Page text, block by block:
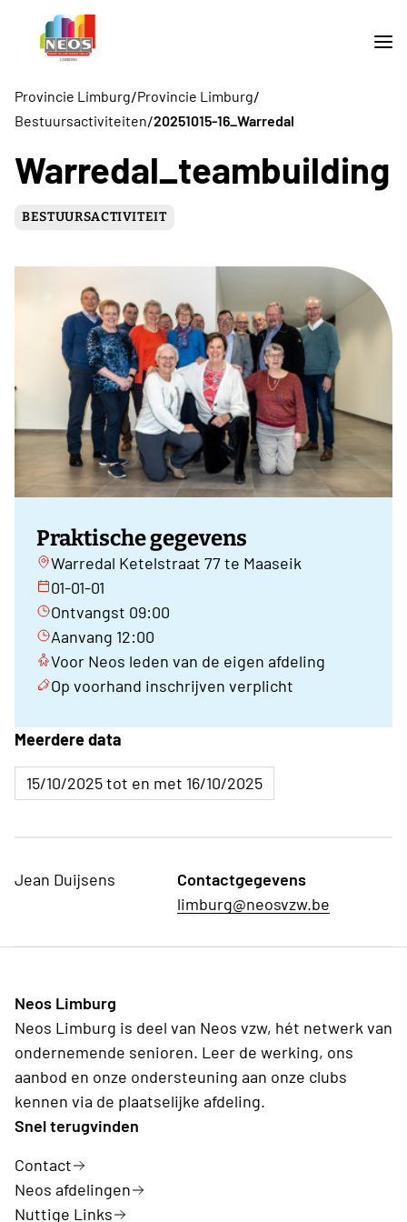
Provincie Limburg/Provincie Limburg/
Bestuursactiviteiten/20251015-16_Warredal
Warredal_teambuilding
BESTUURSACTIVITEIT
Praktische gegevens
Warredal Ketelstraat 77 te Maaseik
01-01-01
Ontvangst 09:00
Aanvang 12:00
Voor Neos leden van de eigen afdeling
Op voorhand inschrijven verplicht
Meerdere data
15/10/2025 tot en met 16/10/2025
Jean Duijsens
Contactgegevens
limburg@neosvzw.be
Neos Limburg
Neos Limburg is deel van Neos vzw, hét netwerk van
ondernemende senioren. Leer de werking, ons
aanbod en onze ondersteuning aan onze clubs
kennen via de plaatselijke afdeling.
Snel terugvinden
Contact
Neos afdelingen
Nuttige Links